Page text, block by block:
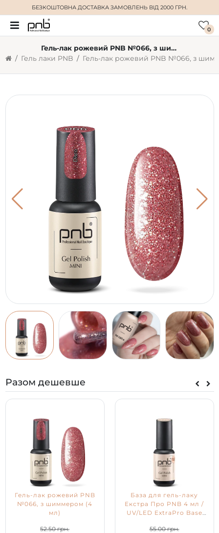
БЕЗКОШТОВНА ДОСТАВКА ЗАМОВЛЕНЬ ВІД 2000 ГРН.
0
Гель-лак рожевий PNB №066, з шиммером (4 мл)
Гель лаки PNB
Разом дешевше
Гель-лак рожевий PNB
№066, з шиммером (4
мл)
52.50 грн.
База для гель-лаку
Екстра Про PNB 4 мл /
UV/LED ExtraPro Base
55.00 грн.